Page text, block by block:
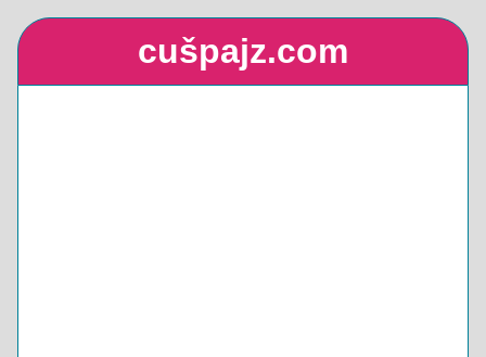
cušpajz.com